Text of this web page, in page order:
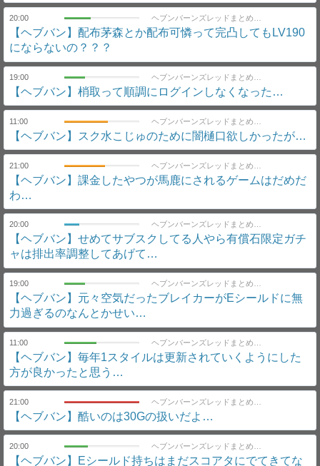
20:00
【ヘブバン】配布茅森とか配布可憐って完凸してもLV190
にならないの？？？
19:00
【ヘブバン】梢取って順調にログインしなくなった…
11:00
【ヘブバン】スク水こじゅのために闇樋口欲しかったが…
21:00
【ヘブバン】課金したやつが馬鹿にされるゲームはだめだ
わ…
20:00 ヘブンバーンズレッドまとめ速報｜ヘブバン
【ヘブバン】せめてサブスクしてる人やら有償石限定ガチ
ャは排出率調整してあげて…
19:00
【ヘブバン】元々空気だったブレイカーがEシールドに無
力過ぎるのなんとかせい…
11:00
【ヘブバン】毎年1スタイルは更新されていくようにした
方が良かったと思う…
21:00
【ヘブバン】酷いのは30Gの扱いだよ…
20:00
【ヘブバン】Eシールド持ちはまだスコアタにでてきてな